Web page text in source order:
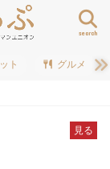
search
ト グルメ
見る